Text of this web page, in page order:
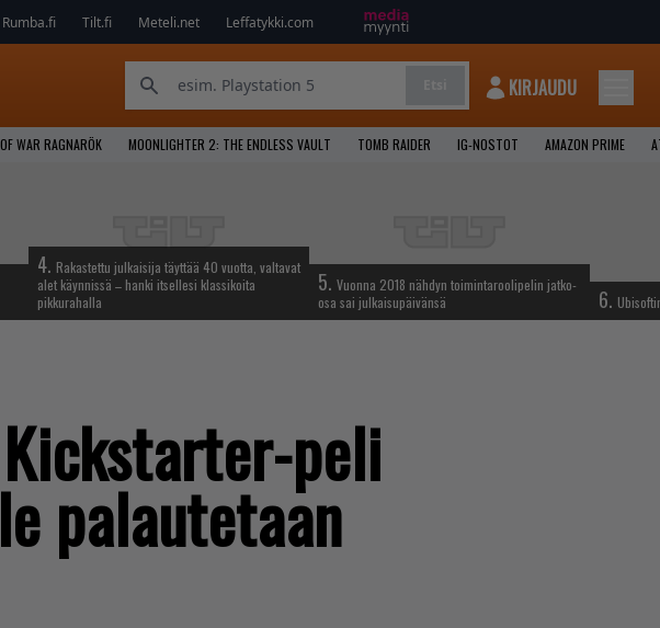
Rumba.fi Tilt.fi Meteli.net Leffatykki.com
KIRJAUDU
WAR RAGNARÖK MOONLIGHTER 2: THE ENDLESS VAULT TOMB RAIDER IG-NOSTOT AMAZON PRIME
4. Rakastettu julkaisija täyttää 40 vuotta, valtavat
alet käynnissä – hanki itsellesi klassikoita
pikkurahalla
5. Vuonna 2018 nähdyn toimintaroolipelin jatko-
osa sai julkaisupäivänsä
6.
peli
palautetaan